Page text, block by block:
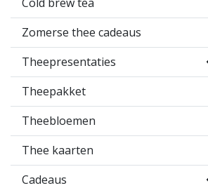
Zomerse thee cadeaus
Theepresentaties
Theepakket
Theebloemen
Thee kaarten
Cadeaus